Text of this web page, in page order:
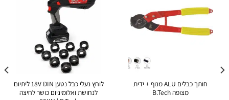
חותך כבלים ALU מנוף + ידית
לוחץ נעלי כבל נטען 18V DIN ליתיום
לנחושת ואלומיניום כושר לחיצה